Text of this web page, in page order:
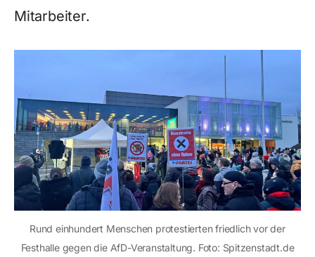
Mitarbeiter.
Rund einhundert Menschen protestierten friedlich vor der
Festhalle gegen die AfD-Veranstaltung. Foto: Spitzenstadt.de